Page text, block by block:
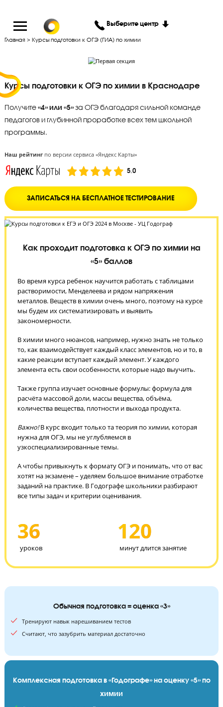
Выберите центр
Главная >Курсы подготовки к ОГЭ (ГИА) по химии
Курсы подготовки к ОГЭ по химии в Краснодаре
Получите«4» или «5»за ОГЭ благодаря сильной команде
педагогов и глубинной проработке всех тем школьной
Наш рейтингпо версии сервиса «Яндекс Карты»
ЗАПИСАТЬСЯ НА БЕСПЛАТНОЕ ТЕСТИРОВАНИЕ
«5» баллов
Во время курса ребенок научится работать с таблицами
растворимости, Менделеева и рядом напряжения
мы будем их систематизировать и выявить
закономерности.
то, как взаимодействует каждый класс элементов, но и то,
какие реакции вступает каждый элемент. У каждого
элемента есть свои особенности, которые надо выучить.
Также группа изучает основные формулы: формула для
расчёта массовой доли, массы вещества, объёма,
количества вещества, плотности и выхода продукта.
Важно!В курс входит только та теория по химии, которая
нужна для ОГЭ, мы не углубляемся в
узкоспециализированные темы.
хотят на экзамене – уделяем большое внимание
заданий на практике. В Годографе школьники разбирают
все типы задач и критерии оценивания.
36 120
минут длится занятие
Тренируют навык нарешиванием тестов